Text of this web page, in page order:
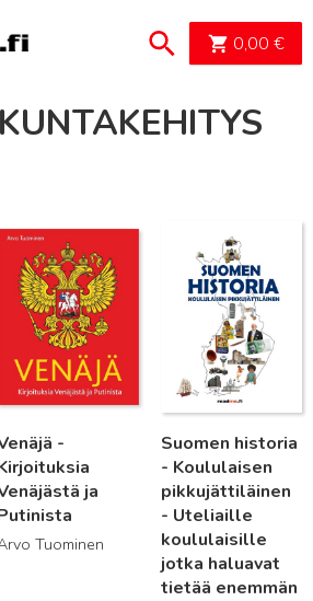
0,00 €
-
ja
Tuominen
lisää
Suomen historia
- Koululaisen
pikkujättiläinen
- Uteliaille
koululaisille
jotka haluavat
tietää enemmän